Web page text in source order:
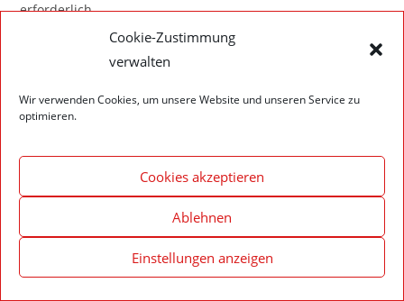
Cookie-Zustimmung
verwalten
Wir verwenden Cookies, um unsere Website und unseren Service zu
optimieren.
Cookies akzeptieren
Ablehnen
Einstellungen anzeigen
erforderlich.